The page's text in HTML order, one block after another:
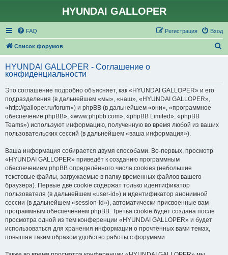
HYUNDAI GALLOPER
FAQ Вход
Регистрация
Список форумов
с
HYUNDAI GALLOPER - Соглашение о
конфиденциальности
Это соглашение подробно объясняет, как «HYUNDAI GALLOPER» и его
подразделения (в дальнейшем «мы», «наш», «HYUNDAI GALLOPER»,
«http://galloper.ru/forum») и phpBB (в дальнейшем «они», «программное
обеспечение phpBB», «www.phpbb.com», «phpBB Limited», «phpBB
Teams») используют информацию, полученную во время любой из ваших
пользовательских сессий (в дальнейшем «ваша информация»).
Ваша информация собирается двумя способами. Во-первых, просмотр
«HYUNDAI GALLOPER» приведёт к созданию программным
обеспечением phpBB определённого числа cookies (небольшие
текстовые файлы, загружаемые в папку временных файлов вашего
браузера). Первые две cookie содержат только идентификатор
пользователя (в дальнейшем «user-id») и идентификатор анонимной
сессии (в дальнейшем «session-id»), автоматически присвоенные вам
программным обеспечением phpBB. Третья cookie будет создана после
просмотра одной из тем конференции «HYUNDAI GALLOPER» и будет
использоваться для хранения информации о прочтённых вами темах,
повышая таким образом удобство работы с форумами.